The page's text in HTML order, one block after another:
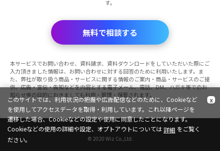
す。
無料で相談する
本サービスでお問い合わせ、資料請求、資料ダウンロードをしていただいた際にご
入力頂きました情報は、お問い合わせに対する回答のために利用いたします。ま
た、弊社が取り扱う商品・サービスに関する情報のご案内・商品・サービスのご提
供、広告・宣伝・告知などを内容とする電子メール、電話、DM、ハガキ等でのお
知らせ等の目的におきましても利用・管理・保管されます。
© 2020 Wiz Co.,Ltd.
このサイトでは、利用状況の把握や広告配信などのために、Cookieなど
を使用してアクセスデータを取得・利用しています。これ以降ページを
遷移した場合、Cookieなどの設定や使用に同意したことになります。
Cookieなどの使用の詳細や設定、オプトアウトについては詳細
x
をご覧く
ださい。